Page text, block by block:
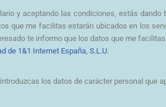
y aceptando las condiciones, estás
que me facilitas estarán ubicados en los
te informo que los datos que me
de 1&1 Internet España, S.L.U.
los datos de carácter personal que